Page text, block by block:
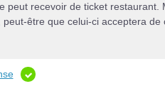
peut recevoir de ticket restaurant.
être que celui-ci acceptera de